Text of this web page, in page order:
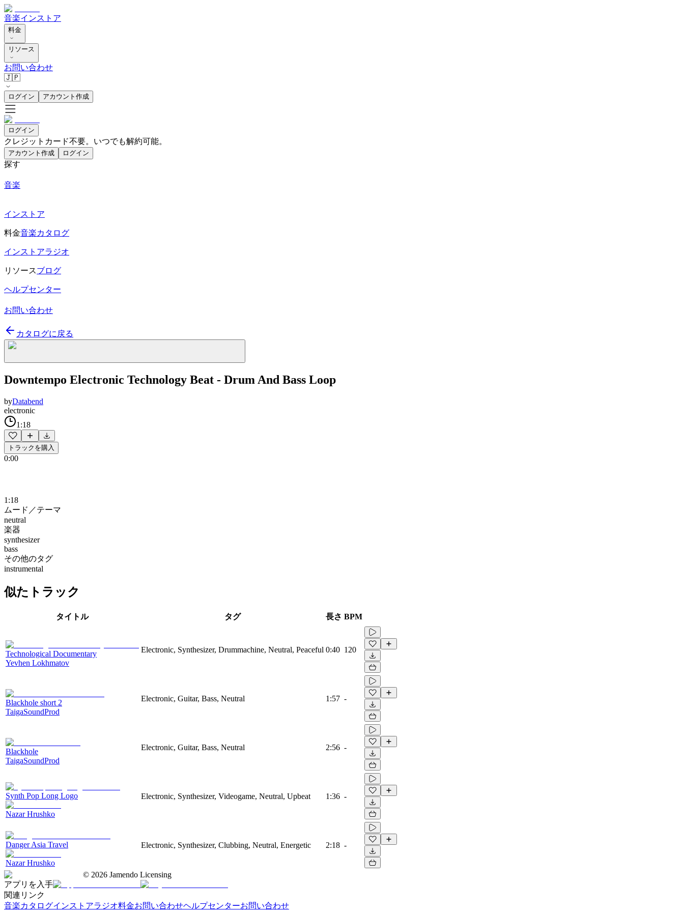
音楽インストア
料金
リソース
お問い合わせ
🇯🇵
ログイン アカウント作成
ログイン
クレジットカード不要。いつでも解約可能。
アカウント作成 ログイン
探す
音楽
インストア
料金音楽カタログ
インストアラジオ
リソースブログ
ヘルプセンター
お問い合わせ
カタログに戻る
Downtempo Electronic Technology Beat - Drum And Bass Loop
byDatabend
electronic
1:18
トラックを購入
0:00
1:18
ムード／テーマ
neutral
楽器
synthesizer
bass
その他のタグ
instrumental
似たトラック
タイトル タグ 長さ BPM
Technological Documentary
Yevhen Lokhmatov
Electronic, Synthesizer, Drummachine, Neutral, Peaceful 0:40 120
Blackhole short 2
TaigaSoundProd
Electronic, Guitar, Bass, Neutral 1:57 -
Blackhole
TaigaSoundProd
Electronic, Guitar, Bass, Neutral 2:56 -
Synth Pop Long Logo
Nazar Hrushko
Electronic, Synthesizer, Videogame, Neutral, Upbeat 1:36 -
Danger Asia Travel
Nazar Hrushko
Electronic, Synthesizer, Clubbing, Neutral, Energetic 2:18 -
© 2026 Jamendo Licensing
アプリを入手
関連リンク
音楽カタログインストアラジオ料金お問い合わせヘルプセンターお問い合わせ